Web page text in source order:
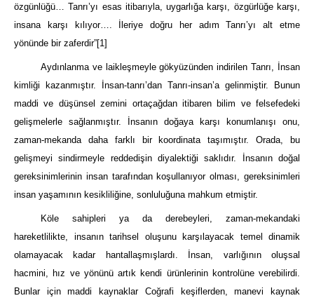
özgünlüğü… Tanrı’yı esas itibarıyla, uygarlığa karşı, özgürlüğe karşı,
insana karşı kılıyor…. İleriye doğru her adım Tanrı’yı alt etme
yönünde bir zaferdir”[1]
Aydınlanma ve laikleşmeyle gökyüzünden indirilen Tanrı, İnsan
kimliği kazanmıştır. İnsan-tanrı’dan Tanrı-insan’a gelinmiştir. Bunun
maddi ve düşünsel zemini ortaçağdan itibaren bilim ve felsefedeki
gelişmelerle sağlanmıştır. İnsanın doğaya karşı konumlanışı onu,
zaman-mekanda daha farklı bir koordinata taşımıştır. Orada, bu
gelişmeyi sindirmeyle reddedişin diyalektiği saklıdır. İnsanın doğal
gereksinimlerinin insan tarafından koşullanıyor olması, gereksinimleri
insan yaşamının kesikliliğine, sonluluğuna mahkum etmiştir.
Köle sahipleri ya da derebeyleri, zaman-mekandaki
hareketlilikte, insanın tarihsel oluşunu karşılayacak temel dinamik
olamayacak kadar hantallaşmışlardı. İnsan, varlığının oluşsal
hacmini, hız ve yönünü artık kendi ürünlerinin kontrolüne verebilirdi.
Bunlar için maddi kaynaklar Coğrafi keşiflerden, manevi kaynak